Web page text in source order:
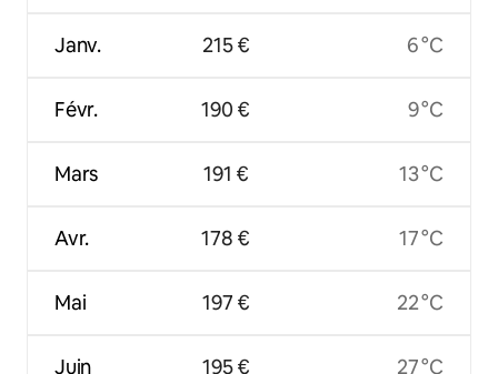
Janv.
Févr.
Mars
Avr.
Mai
Juin
215 €
190 €
191 €
178 €
197 €
195 €
6 °C
9 °C
13 °C
17 °C
22 °C
27 °C